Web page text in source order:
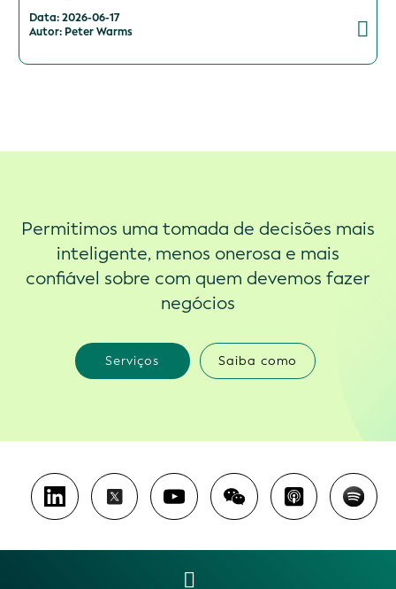
Data: 2026-06-17
Autor: Peter Warms
Permitimos uma tomada de decisões mais
inteligente, menos onerosa e mais
confiável sobre com quem devemos fazer
negócios
Serviços Saiba como